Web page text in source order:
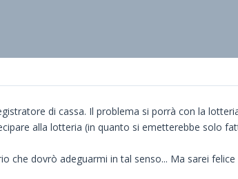
di cassa. Il problema si porrà con la
alla lotteria (in quanto si emetterebbe solo
dovrò adeguarmi in tal senso... Ma sarei